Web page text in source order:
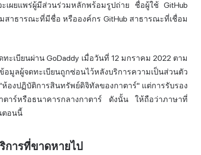
ผยแพร่ผู้มีส่วนร่วมหลักพร้อมรูปถ่าย ชื่อผู้ใช้ GitHub
สาธารณะที่มีชื่อ หรือองค์กร GitHub สาธารณะที่เชื่อม
ะเบียนผ่าน GoDaddy เมื่อวันที่ 12 มกราคม 2022 ตาม
ลผู้จดทะเบียนถูกซ่อนไว้หลังบริการความเป็นส่วนตัว
องปฏิบัติการสินทรัพย์ดิจิทัลของกาตาร์" แต่การรับรอง
าตาร์หรือธนาคารกลางกาตาร์ ดังนั้น ให้ถือว่าภาษาที่
ตอนนี้
การที่ขาดหายไป